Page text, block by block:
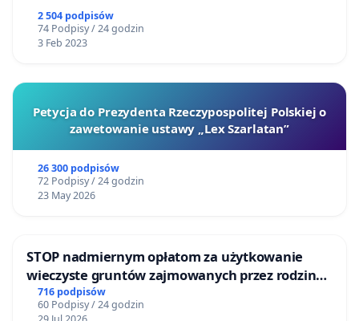
2 504 podpisów
74 Podpisy / 24 godzin
3 Feb 2023
Petycja do Prezydenta Rzeczypospolitej Polskiej o
zawetowanie ustawy „Lex Szarlatan”
26 300 podpisów
72 Podpisy / 24 godzin
23 May 2026
STOP nadmiernym opłatom za użytkowanie
wieczyste gruntów zajmowanych przez rodzinne
ogrody działkowe.
716 podpisów
60 Podpisy / 24 godzin